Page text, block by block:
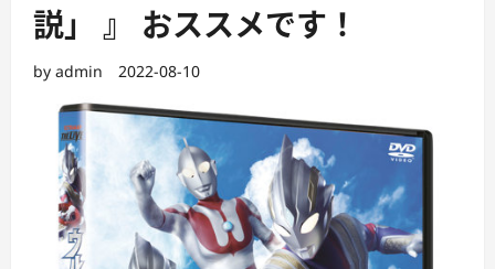
説」 』 おススメです！
by admin 2022-08-10